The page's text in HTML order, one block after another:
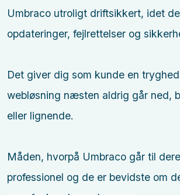
Umbraco utroligt driftsikkert, idet
opdateringer, fejlrettelser og
Det giver dig som kunde en
webløsning næsten aldrig går ned,
eller lignende.
Måden, hvorpå Umbraco går til
professionel og de er bevidste om